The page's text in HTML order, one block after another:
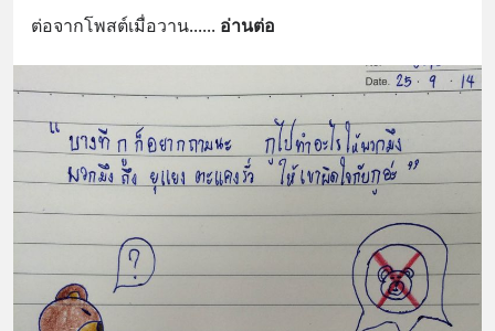
ต่อจากโพสต์เมื่อวาน...... อ่านต่อ